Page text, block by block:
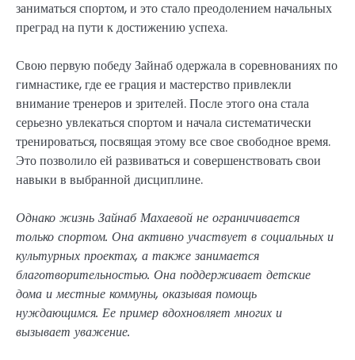
заниматься спортом, и это стало преодолением начальных
преград на пути к достижению успеха.
Свою первую победу Зайнаб одержала в соревнованиях по
гимнастике, где ее грация и мастерство привлекли
внимание тренеров и зрителей. После этого она стала
серьезно увлекаться спортом и начала систематически
тренироваться, посвящая этому все свое свободное время.
Это позволило ей развиваться и совершенствовать свои
навыки в выбранной дисциплине.
Однако жизнь Зайнаб Махаевой не ограничивается
только спортом. Она активно участвует в социальных и
культурных проектах, а также занимается
благотворительностью. Она поддерживает детские
дома и местные коммуны, оказывая помощь
нуждающимся. Ее пример вдохновляет многих и
вызывает уважение.